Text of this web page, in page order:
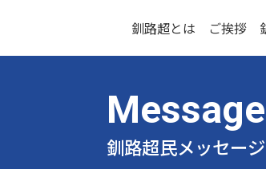
釧路超とは ご挨拶
釧路超民メッセージ